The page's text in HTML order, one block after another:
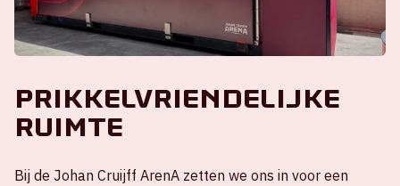
Prikkelvriendelijke
ruimte
Bij de Johan Cruijff ArenA zetten we ons in voor een